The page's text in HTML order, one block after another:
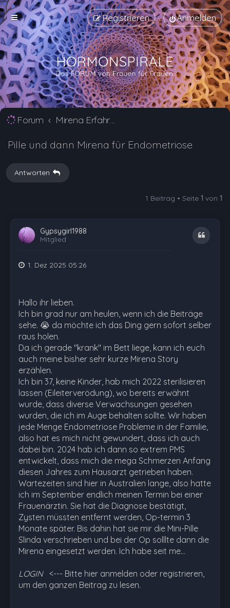
Anmelden
Registrieren
Forum Mirena Erfahrungsberichte und Nebenwirkungen
Pille und dann Mirena für Endometriose
Antworten
1 Beitrag • Seite 1 von 1
Gypsygirl1988
Mitglied
Zitat
1. Dez 2025 05:26
Hallo ihr lieben.
Ich bin grad nur am heulen, wenn ich die Beiträge
sehe. 😭 da möchte ich das Ding gern sofort selber
raus holen.
Da ich gerade "krank" im Bett liege, kann ich euch
auch meine bisher sehr kurze Mirena Story
erzählen.
Ich bin 37, keine Kinder, hab mich 2022 sterilisieren
lassen (Eileiterverödung), wo bereits erwähnt
wurde, dass diverse Verwachsungen gesehen
wurden, die ich im Auge behalten sollte. Wir haben
jede Menge Endometriose Probleme in der Familie,
also hat es mich nicht gewundert, dass ich auch
dabei bin. 2024 hab ich dann so extrem PMS
entwickelt, dass mich die mega Schmerzen Anfang
diesen Jahres zum Hausarzt getrieben haben.
Wartezeiten sind hier in Australien lange, also hatte
ich im September endlich meinen Termin bei einer
Frauenärztin. Sie hat die Diagnose bestätigt,
Zysten müssten entfernt werden, Op-termin 3
Monate später. Bis dahin hat sie mir die Mini-Pille
Slinda verschrieben und bei der Op solllte dann die
Mirena eingesetzt werden. Ich habe seit me…
LOGIN <--- Bitte hier anmelden oder registrieren,
um den ganzen Beitrag zu lesen.